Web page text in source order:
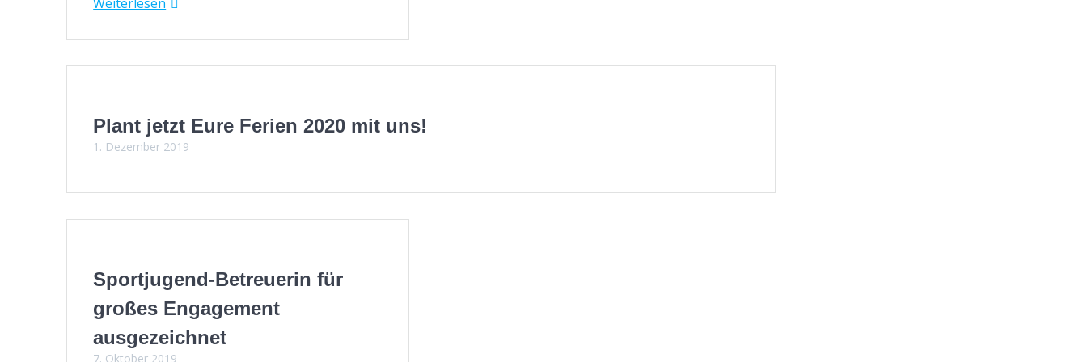
Weit­er­lesen
Plant jetzt Eure Ferien 2020 mit uns!
1. Dezember 2019
Sportjugend-Betreuerin für
großes Engagement
ausgezeichnet
7. Oktober 2019